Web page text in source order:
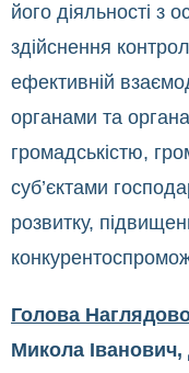
його діяльності з
здійснення
ефективній
органами та
громадськістю,
суб’єктами
розвитку,
Голова
Микола Іванович,